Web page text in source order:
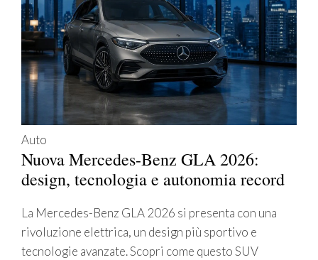
Auto
Nuova Mercedes-Benz GLA 2026:
design, tecnologia e autonomia record
La Mercedes-Benz GLA 2026 si presenta con una
rivoluzione elettrica, un design più sportivo e
tecnologie avanzate. Scopri come questo SUV